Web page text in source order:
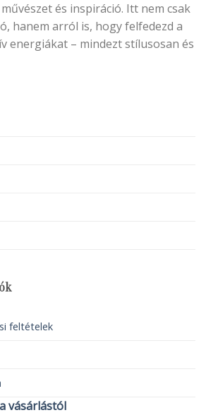
és inspiráció. Itt nem csak
hanem arról is, hogy felfedezd a
energiákat – mindezt stílusosan és
feltételek
vásárlástól